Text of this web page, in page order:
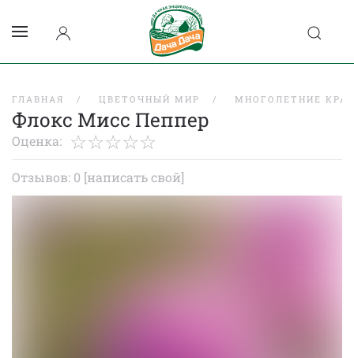
ГЛАВНАЯ ЦВЕТОЧНЫЙ МИР МНОГОЛЕТНИЕ
Флокс Мисс Пеппер
Оценка:
Отзывов: 0 [написать свой]